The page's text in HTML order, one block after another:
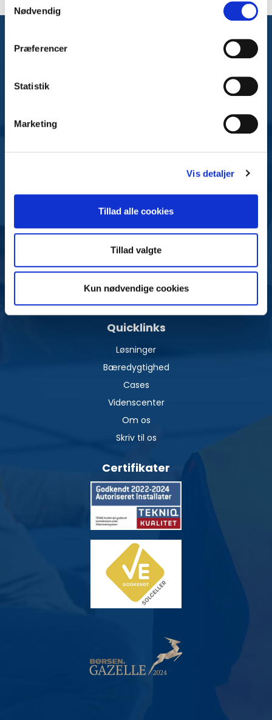
Nødvendig
Præferencer
Statistik
Marketing
Vis detaljer
Tillad alle cookies
Tillad valgte
Kun nødvendige cookies
Solar Polaris A/S
Frydenlundsvej 30, bygning H2
2950 Vedbæk
info@solarpolaris.dk
Quicklinks
Løsninger
Bæredygtighed
Cases
Videnscenter
Om os
Skriv til os
Certifikater